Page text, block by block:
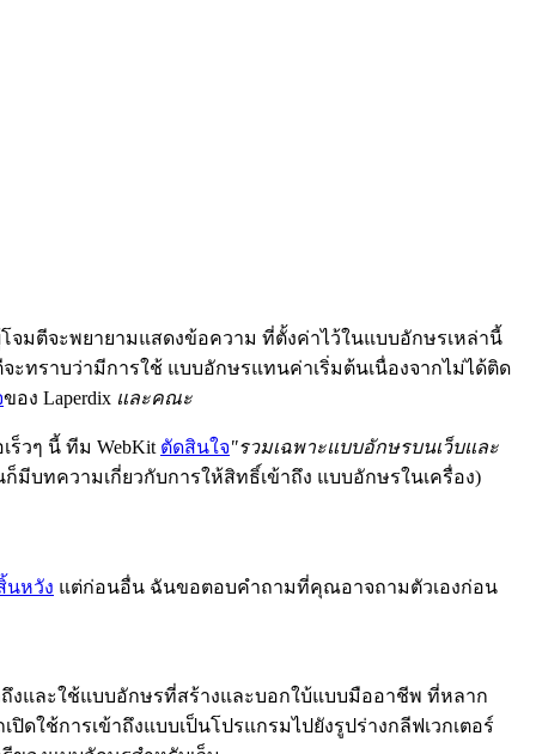
จมตีจะพยายามแสดงข้อความ ที่ตั้งค่าไว้ในแบบอักษรเหล่านี้
ะทราบว่ามีการใช้ แบบอักษรแทนค่าเริ่มต้นเนื่องจากไม่ได้ติด
ของ Laperdix และคณะ
วๆ นี้ ทีม WebKit ตัดสินใจ"รวมเฉพาะแบบอักษรบนเว็บและ
มีบทความเกี่ยวกับการให้สิทธิ์เข้าถึง แบบอักษรในเครื่อง)
นหวัง แต่ก่อนอื่น ฉันขอตอบคำถามที่คุณอาจถามตัวเองก่อน
งและใช้แบบอักษรที่สร้างและบอกใบ้แบบมืออาชีพ ที่หลาก
ใช้การเข้าถึงแบบเป็นโปรแกรมไปยังรูปร่างกลีฟเวกเตอร์